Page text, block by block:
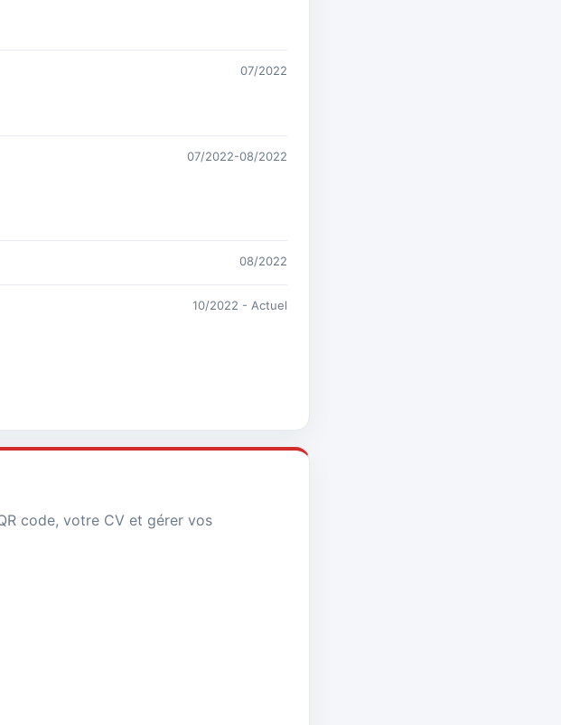
07/2022
07/2022-08/2022
08/2022
10/2022 - Actuel
code, votre CV et gérer vos